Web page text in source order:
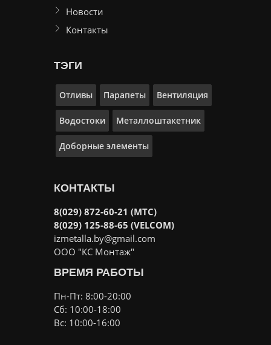
Новости
Контакты
ТЭГИ
Отливы Парапеты Вентиляция
Водостоки Металлоштакетник
Доборные элементы
КОНТАКТЫ
8(029) 872-60-21 (МТС)
8(029) 125-88-65 (VELCOM)
izmetalla.by@gmail.com
ООО "КС Монтаж"
ВРЕМЯ РАБОТЫ
Пн-Пт: 8:00-20:00
Сб: 10:00-18:00
Вс: 10:00-16:00